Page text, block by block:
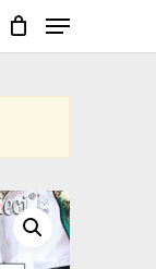
Menu
Close